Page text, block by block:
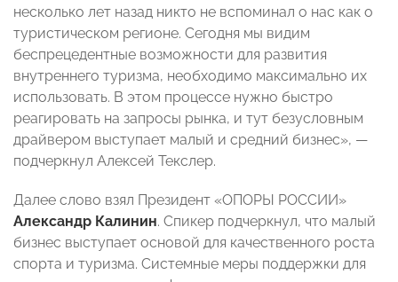
несколько лет назад никто не вспоминал о нас как о
туристическом регионе. Сегодня мы видим
беспрецедентные возможности для развития
внутреннего туризма, необходимо максимально их
использовать. В этом процессе нужно быстро
реагировать на запросы рынка, и тут безусловным
драйвером выступает малый и средний бизнес», —
подчеркнул Алексей Текслер.
Далее слово взял Президент «ОПОРЫ РОССИИ»
Александр Калинин. Спикер подчеркнул, что малый
бизнес выступает основой для качественного роста
спорта и туризма. Системные меры поддержки для